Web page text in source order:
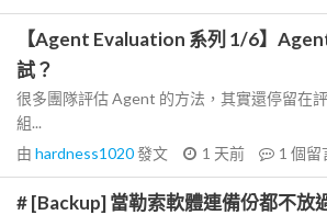
【Agent Evaluation 系列 1/6】
試？
很多團隊評估 Agent 的方法，其實還停留在
組...
由 hardness1020發文 1 天前 1 個留
# [Backup] 當勒索軟體連備份都不放